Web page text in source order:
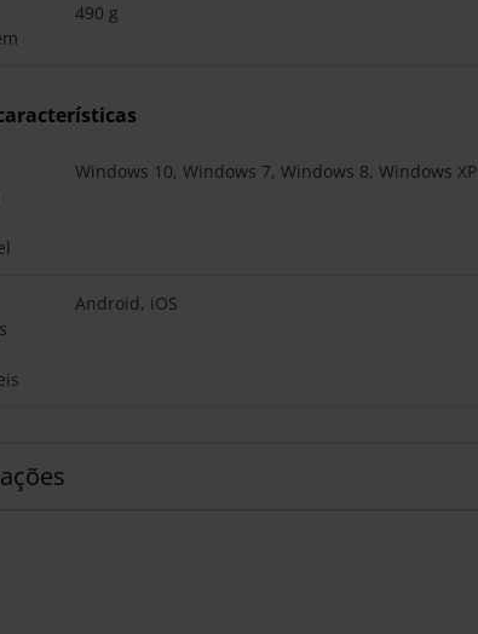
490 g
Windows 10, Windows 7, Windows 8, Windows XP
Android, iOS